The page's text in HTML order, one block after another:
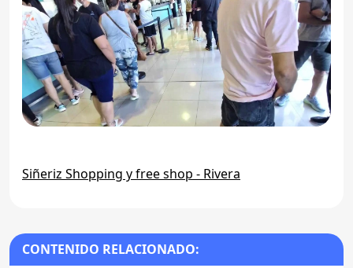
Siñeriz Shopping y free shop - Rivera
CONTENIDO RELACIONADO: